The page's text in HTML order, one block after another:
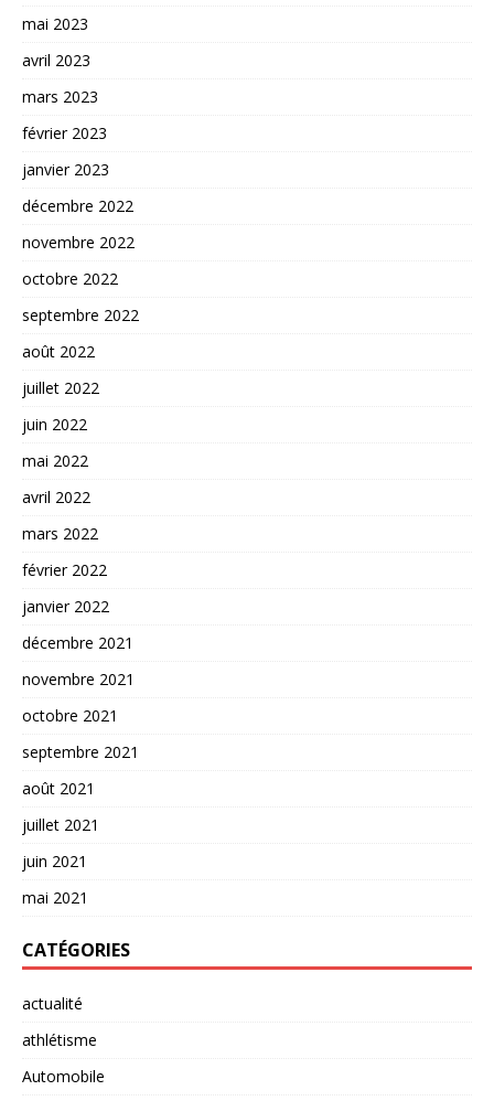
mai 2023
avril 2023
mars 2023
février 2023
janvier 2023
décembre 2022
novembre 2022
octobre 2022
septembre 2022
août 2022
juillet 2022
juin 2022
mai 2022
avril 2022
mars 2022
février 2022
janvier 2022
décembre 2021
novembre 2021
octobre 2021
septembre 2021
août 2021
juillet 2021
juin 2021
mai 2021
CATÉGORIES
actualité
athlétisme
Automobile